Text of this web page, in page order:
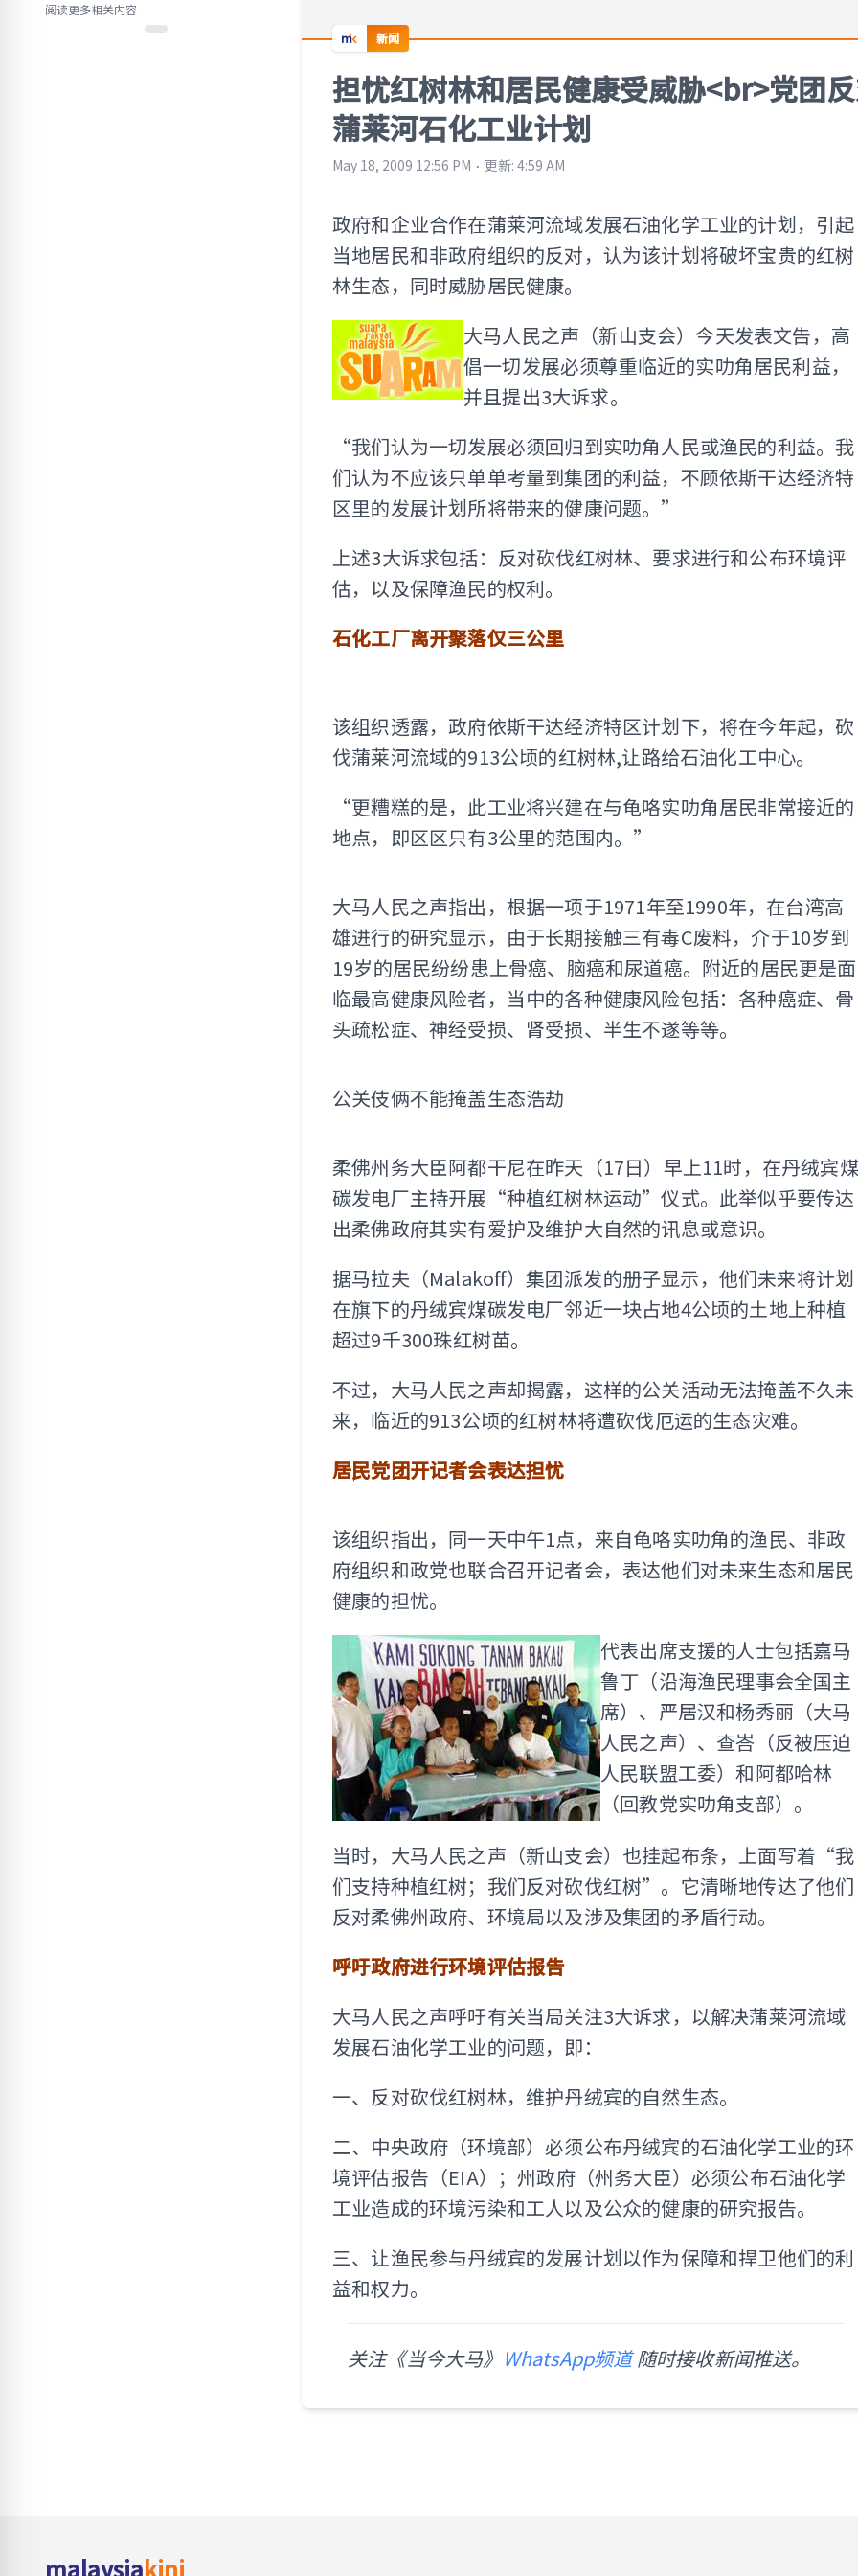
阅读更多相关内容
新闻
担忧红树林和居民健康受威胁<br>党团
蒲莱河石化工业计划
May 18, 2009 12:56 PM ⋅ 更新: 4:59 AM
政府和企业合作在蒲莱河流域发展石油化学工业的计划，引起
当地居民和非政府组织的反对，认为该计划将破坏宝贵的红树
林生态，同时威胁居民健康。
大马人民之声（新山支会）今天发表文告，高
倡一切发展必须尊重临近的实叻角居民利益，
并且提出3大诉求。
“我们认为一切发展必须回归到实叻角人民或渔民的利益。我
们认为不应该只单单考量到集团的利益，不顾依斯干达经济特
区里的发展计划所将带来的健康问题。”
上述3大诉求包括：反对砍伐红树林、要求进行和公布环境评
估，以及保障渔民的权利。
石化工厂离开聚落仅三公里
该组织透露，政府依斯干达经济特区计划下，将在今年起，砍
伐蒲莱河流域的913公顷的红树林,让路给石油化工中心。
“更糟糕的是，此工业将兴建在与龟咯实叻角居民非常接近的
地点，即区区只有3公里的范围内。”
大马人民之声指出，根据一项于1971年至1990年，在台湾高
雄进行的研究显示，由于长期接触三有毒C废料，介于10岁到
19岁的居民纷纷患上骨癌、脑癌和尿道癌。附近的居民更是面
临最高健康风险者，当中的各种健康风险包括：各种癌症、骨
头疏松症、神经受损、肾受损、半生不遂等等。
公关伎俩不能掩盖生态浩劫
柔佛州务大臣阿都干尼在昨天（17日）早上11时，在丹绒宾煤
碳发电厂主持开展“种植红树林运动”仪式。此举似乎要传达
出柔佛政府其实有爱护及维护大自然的讯息或意识。
据马拉夫（Malakoff）集团派发的册子显示，他们未来将计划
在旗下的丹绒宾煤碳发电厂邻近一块占地4公顷的土地上种植
超过9千300珠红树苗。
不过，大马人民之声却揭露，这样的公关活动无法掩盖不久未
来，临近的913公顷的红树林将遭砍伐厄运的生态灾难。
居民党团开记者会表达担忧
该组织指出，同一天中午1点，来自龟咯实叻角的渔民、非政
府组织和政党也联合召开记者会，表达他们对未来生态和居民
健康的担忧。
代表出席支援的人士包括嘉马
鲁丁（沿海渔民理事会全国主
席）、严居汉和杨秀丽（大马
人民之声）、查峇（反被压迫
人民联盟工委）和阿都哈林
（回教党实叻角支部）。
当时，大马人民之声（新山支会）也挂起布条，上面写着“我
们支持种植红树；我们反对砍伐红树”。它清晰地传达了他们
反对柔佛州政府、环境局以及涉及集团的矛盾行动。
呼吁政府进行环境评估报告
大马人民之声呼吁有关当局关注3大诉求，以解决蒲莱河流域
发展石油化学工业的问题，即：
一、反对砍伐红树林，维护丹绒宾的自然生态。
二、中央政府（环境部）必须公布丹绒宾的石油化学工业的环
境评估报告（EIA）；州政府（州务大臣）必须公布石油化学
工业造成的环境污染和工人以及公众的健康的研究报告。
三、让渔民参与丹绒宾的发展计划以作为保障和捍卫他们的利
益和权力。
关注《当今大马》 WhatsApp频道随时接收新闻推送。
malaysiakini